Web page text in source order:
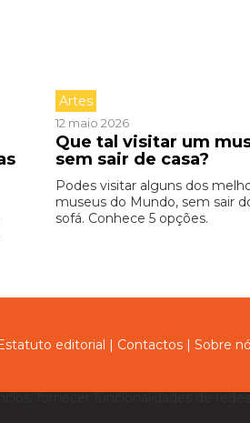
Artes
12 maio 2026
Que tal visitar um
sem sair de casa?
Podes visitar alguns dos
museus do Mundo, sem sair
sofá. Conhece 5 opções.
editorial | Contactos | Sobre
fornecer funcionalidades de